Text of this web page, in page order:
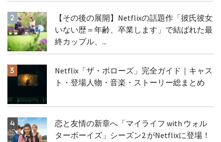
【その後の展開】Netflixの話題作「彼氏彼女
いない歴＝年齢、卒業します」で結ばれた最
終カップル、...
Netflix「ザ・ボローズ」完全ガイド｜キャス
ト・登場人物・音楽・ストーリー総まとめ
恋と友情の新章へ「マイライフ with ウォル
ターボーイズ」シーズン2 がNetflixに登場！